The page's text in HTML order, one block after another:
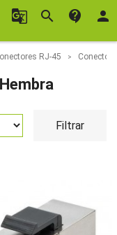
g_translate search contact_support person
RJ-45
Filtrar